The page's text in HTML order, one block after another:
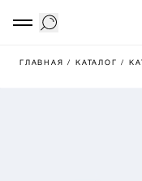
ГЛАВНАЯ/ КАТАЛОГ/